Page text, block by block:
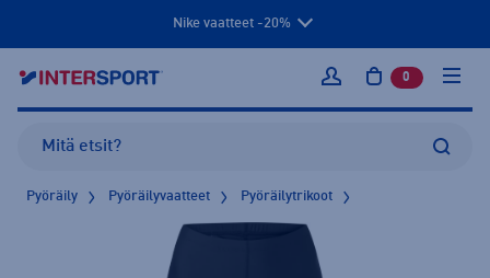
Nike vaatteet -20%
Kirjaudu sisään
0 tuotetta
Pyöräily Pyöräilyvaatteet Pyöräilytrikoot